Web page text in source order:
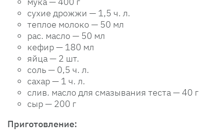
сухие дрожжи — 1,5 ч. л.
теплое молоко — 50 мл
рас. масло — 50 мл
кефир — 180 мл
яйца — 2 шт.
соль — 0,5 ч. л.
сахар — 1 ч. л.
слив. масло для смазывания теста — 40 г
сыр — 200 г
Приготовление: